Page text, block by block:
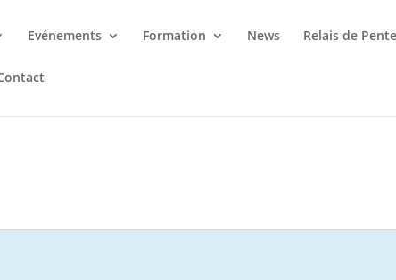
Evénements Formation News Relais de